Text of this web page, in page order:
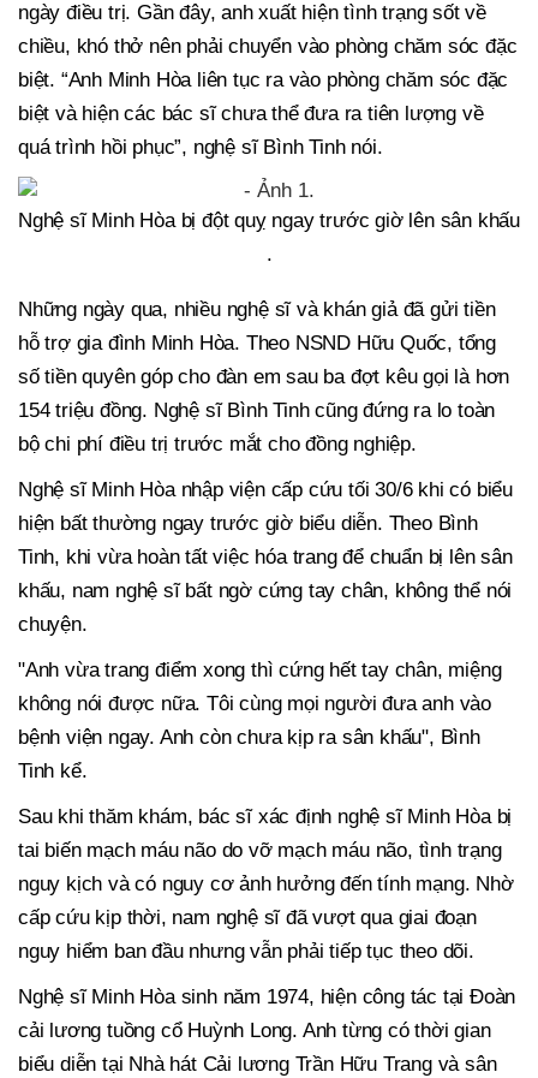
ngày điều trị. Gần đây, anh xuất hiện tình trạng sốt về
chiều, khó thở nên phải chuyển vào phòng chăm sóc đặc
biệt. “Anh Minh Hòa liên tục ra vào phòng chăm sóc đặc
biệt và hiện các bác sĩ chưa thể đưa ra tiên lượng về
quá trình hồi phục”, nghệ sĩ Bình Tinh nói.
Nghệ sĩ Minh Hòa bị đột quỵ ngay trước giờ lên sân khấu
.
Những ngày qua, nhiều nghệ sĩ và khán giả đã gửi tiền
hỗ trợ gia đình Minh Hòa. Theo NSND Hữu Quốc, tổng
số tiền quyên góp cho đàn em sau ba đợt kêu gọi là hơn
154 triệu đồng. Nghệ sĩ Bình Tinh cũng đứng ra lo toàn
bộ chi phí điều trị trước mắt cho đồng nghiệp.
Nghệ sĩ Minh Hòa nhập viện cấp cứu tối 30/6 khi có biểu
hiện bất thường ngay trước giờ biểu diễn. Theo Bình
Tinh, khi vừa hoàn tất việc hóa trang để chuẩn bị lên sân
khấu, nam nghệ sĩ bất ngờ cứng tay chân, không thể nói
chuyện.
"Anh vừa trang điểm xong thì cứng hết tay chân, miệng
không nói được nữa. Tôi cùng mọi người đưa anh vào
bệnh viện ngay. Anh còn chưa kịp ra sân khấu", Bình
Tinh kể.
Sau khi thăm khám, bác sĩ xác định nghệ sĩ Minh Hòa bị
tai biến mạch máu não do vỡ mạch máu não, tình trạng
nguy kịch và có nguy cơ ảnh hưởng đến tính mạng. Nhờ
cấp cứu kịp thời, nam nghệ sĩ đã vượt qua giai đoạn
nguy hiểm ban đầu nhưng vẫn phải tiếp tục theo dõi.
Nghệ sĩ Minh Hòa sinh năm 1974, hiện công tác tại Đoàn
cải lương tuồng cổ Huỳnh Long. Anh từng có thời gian
biểu diễn tại Nhà hát Cải lương Trần Hữu Trang và sân